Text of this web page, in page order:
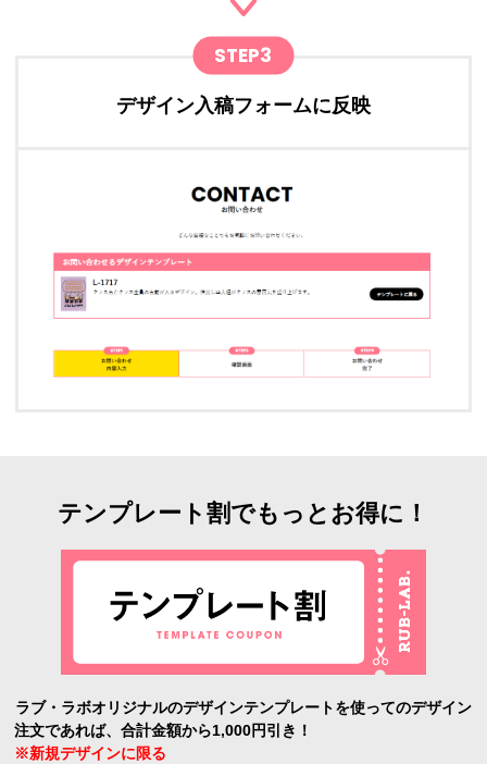
STEP3
デザイン入稿フォームに反映
テンプレート割でもっとお得に！
ラブ・ラボオリジナルのデザインテンプレートを使ってのデザイン
注文であれば、合計金額から1,000円引き！
※新規デザインに限る